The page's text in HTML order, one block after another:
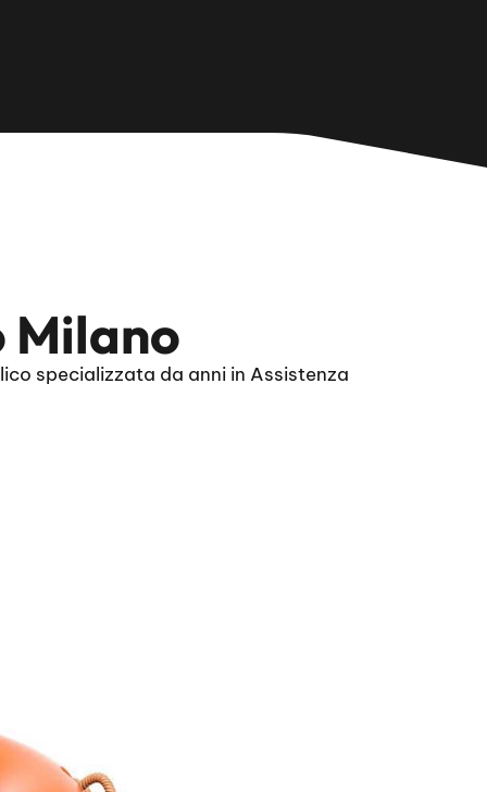
Milano
specializzata da anni in Assistenza